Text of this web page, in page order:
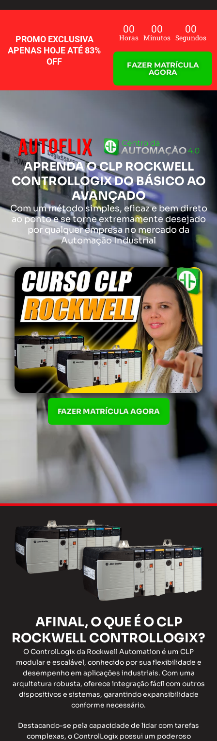
conteúdoPROMO EXCLUSIVA
APENAS HOJE ATÉ 83%
OFF
00
Horas
00
Minutos
00
Segundos
FAZER MATRÍCULA
AGORA
APRENDA O CLP ROCKWELL
CONTROLLOGIX DO BÁSICO AO
AVANÇADO
Com um método simples, eficaz e bem direto
ao ponto e se torne extremamente desejado
por qualquer empresa no mercado da
Automação Industrial
FAZER MATRÍCULA AGORA
AFINAL, O QUE É O CLP
ROCKWELL CONTROLLOGIX?
O ControlLogix da Rockwell Automation é um CLP
modular e escalável, conhecido por sua flexibilidade e
desempenho em aplicações industriais. Com uma
arquitetura robusta, oferece integração fácil com outros
dispositivos e sistemas, garantindo expansibilidade
conforme necessário.
Destacando-se pela capacidade de lidar com tarefas
complexas, o ControlLogix possui um poderoso